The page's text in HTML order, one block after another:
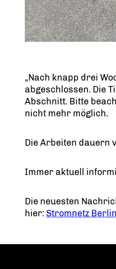
Nach knapp drei
abgeschlossen. Die
Abschnitt. Bitte
nicht mehr möglich.
Die Arbeiten dauern
Immer aktuell
Die neuesten
hier: Stromnetz